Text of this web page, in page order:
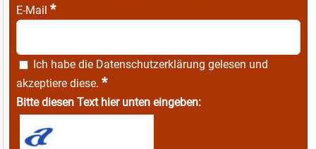
E-Mail *
Ich habe die Datenschutzerklärung gelesen und
akzeptiere diese. *
Bitte diesen Text hier unten eingeben: